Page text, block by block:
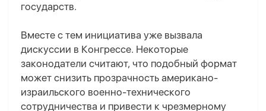
государств.
Вместе с тем инициатива уже вызвала
дискуссии в Конгрессе. Некоторые
законодатели считают, что подобный формат
может снизить прозрачность американо-
израильского военно-технического
сотрудничества и привести к чрезмерному